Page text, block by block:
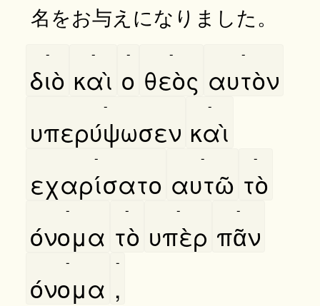
名をお与えになりました。
διὸ
-
καὶ
-
ο
-
θεὸς
-
αυτὸν
-
υπερύψωσεν
-
καὶ
-
εχαρίσατο
-
αυτῶ
-
τὸ
-
όνομα
-
τὸ
-
υπὲρ
-
πᾶν
-
όνομα
-
,
-